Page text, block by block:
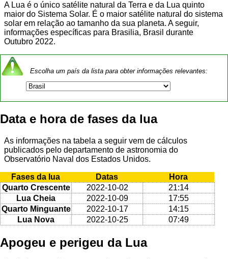
A Lua é o único satélite natural da Terra e da Lua quinto
maior do Sistema Solar. É o maior satélite natural do sistema
solar em relação ao tamanho da sua planeta. A seguir,
informações específicas para Brasilia, Brasil durante
Outubro 2022.
Escolha um país da lista para obter informações relevantes:
Data e hora de fases da lua
As informações na tabela a seguir vem de cálculos
publicados pelo departamento de astronomia do
Observatório Naval dos Estados Unidos.
Fases da lua Datas
Hora
Quarto Crescente
2022-10-02
21:14
Lua Cheia
2022-10-09
17:55
Quarto Minguante
2022-10-17
14:15
Lua Nova
2022-10-25 07:49
Apogeu e perigeu da Lua